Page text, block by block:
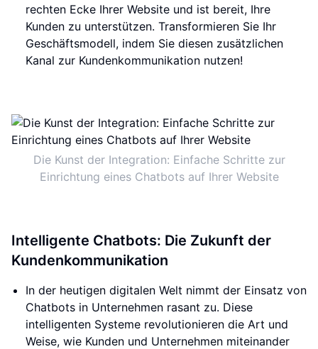
rechten Ecke Ihrer Website und ist bereit, Ihre
Kunden zu unterstützen. Transformieren Sie Ihr
Geschäftsmodell, indem Sie diesen zusätzlichen
Kanal zur Kundenkommunikation nutzen!
Die Kunst der Integration: Einfache Schritte zur
Einrichtung eines Chatbots auf Ihrer Website
Intelligente Chatbots: Die Zukunft der
Kundenkommunikation
In der heutigen digitalen Welt nimmt der Einsatz von
Chatbots in Unternehmen rasant zu. Diese
intelligenten Systeme revolutionieren die Art und
Weise, wie Kunden und Unternehmen miteinander